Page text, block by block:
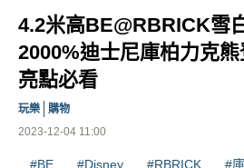
4.2米高BE@RBRICK雪
2000%迪士尼庫柏力克
亮點必看
2023-12-04 11:00
玩樂 購物
#BE #Disney #RBRICK #